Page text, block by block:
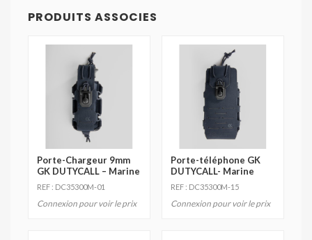
PRODUITS ASSOCIES
Porte-Chargeur 9mm
GK DUTYCALL – Marine
REF : DC35300M-01
Connexion pour voir le prix
Porte-téléphone GK
DUTYCALL- Marine
REF : DC35300M-15
Connexion pour voir le prix